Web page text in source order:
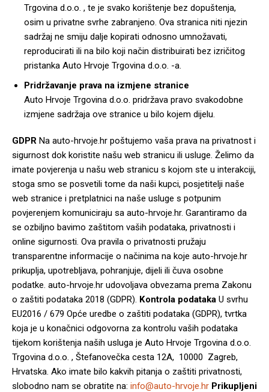
Trgovina d.o.o. , te je svako korištenje bez dopuštenja,
osim u privatne svrhe zabranjeno. Ova stranica niti njezin
sadržaj ne smiju dalje kopirati odnosno umnožavati,
reproducirati ili na bilo koji način distribuirati bez izričitog
pristanka Auto Hrvoje Trgovina d.o.o. -a.
Pridržavanje prava na izmjene stranice
Auto Hrvoje Trgovina d.o.o. pridržava pravo svakodobne
izmjene sadržaja ove stranice u bilo kojem dijelu.
GDPR Na auto-hrvoje.hr poštujemo vaša prava na privatnost i
sigurnost dok koristite našu web stranicu ili usluge. Želimo da
imate povjerenja u našu web stranicu s kojom ste u interakciji,
stoga smo se posvetili tome da naši kupci, posjetitelji naše
web stranice i pretplatnici na naše usluge s potpunim
povjerenjem komuniciraju sa auto-hrvoje.hr. Garantiramo da
se ozbiljno bavimo zaštitom vaših podataka, privatnosti i
online sigurnosti. Ova pravila o privatnosti pružaju
transparentne informacije o načinima na koje auto-hrvoje.hr
prikuplja, upotrebljava, pohranjuje, dijeli ili čuva osobne
podatke. auto-hrvoje.hr udovoljava obvezama prema Zakonu
o zaštiti podataka 2018 (GDPR). Kontrola podataka U svrhu
EU2016 / 679 Opće uredbe o zaštiti podataka (GDPR), tvrtka
koja je u konačnici odgovorna za kontrolu vaših podataka
tijekom korištenja naših usluga je Auto Hrvoje Trgovina d.o.o.
Trgovina d.o.o. , Štefanovečka cesta 12A, 10000 Zagreb,
Hrvatska. Ako imate bilo kakvih pitanja o zaštiti privatnosti,
slobodno nam se obratite na: info@auto-hrvoje.hr Prikupljeni